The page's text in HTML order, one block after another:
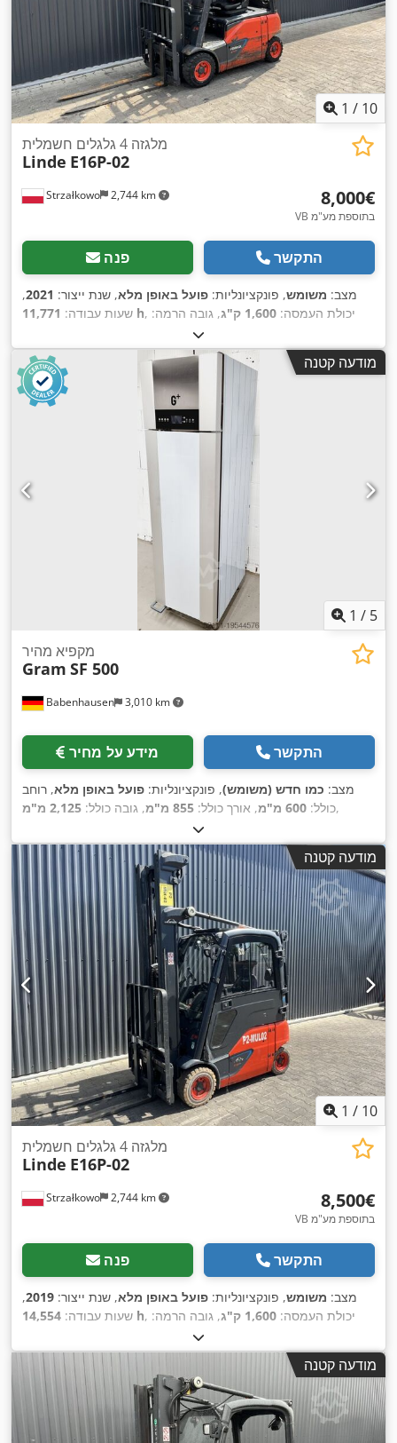
1 / 10
Strzałkowo 2,744 km
מלגזה 4 גלגלים חשמלית
Linde E16P-02
‏8,000 ‏€
VB בתוספת מע"מ
פנה התקשר
מצב: משומש, פונקציונליות: פועל באופן מלא, שנת ייצור: 2021
,
שעות עבודה: 11,771 h , יכולת העמסה: 1,600 ק"ג
, גובה הרמה:
חשמלי, סוג תורן:
2,946 מ"מ, סוג הנעה:Elektro,
מודעה קטנה
1 / 5
Babenhausen 3,010 km
מקפיא מהיר
Gram SF 500
מידע על מחיר התקשר
מצב: כמו חדש (משומש), פונקציונליות: פועל באופן מלא, רוחב
כולל: 600 מ"מ , אורך כולל: 855 מ"מ , גובה כולל: 2,125 מ"מ ,
מודעה קטנה
1 / 10
Strzałkowo 2,744 km
מלגזה 4 גלגלים חשמלית
Linde E16P-02
‏8,500 ‏€
VB בתוספת מע"מ
פנה התקשר
מצב: משומש, פונקציונליות: פועל באופן מלא, שנת ייצור: 2019
,
שעות עבודה: 14,554 h , יכולת העמסה: 1,600 ק"ג
, גובה הרמה:
, הרמה חופשית:2,069 מ"מ
תורן:טריפלקס, גובה בנייה:2,671 מ"מ , סוג הנעה:Elektro,
מודעה קטנה